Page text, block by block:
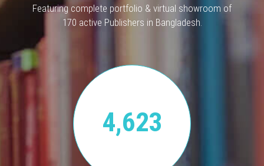
Featuring complete portfolio & virtual showroom of
170 active Publishers in Bangladesh.
4,623